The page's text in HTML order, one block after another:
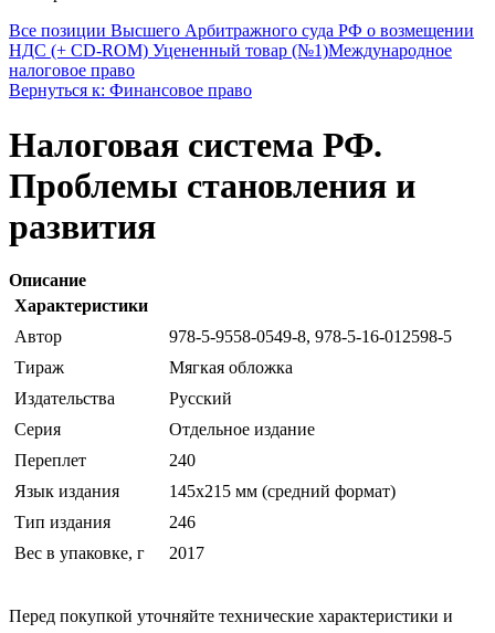
Все позиции Высшего Арбитражного суда РФ о возмещении
НДС (+ CD-ROM) Уцененный товар (№1)Международное
налоговое право
Вернуться к: Финансовое право
Налоговая система РФ.
Проблемы становления и
развития
Описание
Характеристики
Автор
978-5-9558-0549-8, 978-5-16-012598-5
Тираж
Мягкая обложка
Издательства
Русский
Серия
Отдельное издание
Переплет
240
Язык издания
145х215 мм (средний формат)
Тип издания
246
Вес в упаковке, г
2017
Перед покупкой уточняйте технические характеристики и